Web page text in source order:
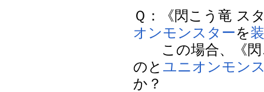
Ｑ：《閃こう竜 ス
オンモンスターを
この場合、《閃
のと ユニオンモン
か？